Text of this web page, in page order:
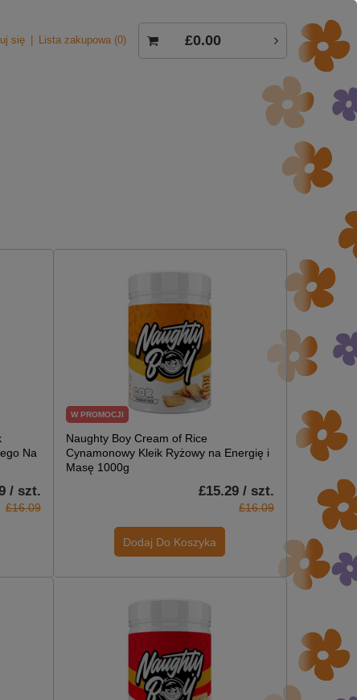
się Lista zakupowa 0 £0.00
Na
/ szt.
£16.09
W PROMOCJI
Naughty Boy Cream of Rice
Cynamonowy Kleik Ryżowy na Energię i
Masę 1000g
£15.29 / szt.
£16.09
Dodaj Do Koszyka